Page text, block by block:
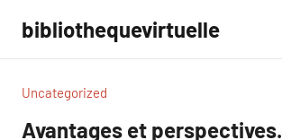
contenu
bibliothequevirtuelle
Uncategorized
Avantages et perspectives.